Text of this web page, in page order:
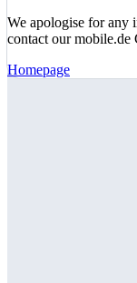
We apologise for any
contact our mobile.de
Homepage